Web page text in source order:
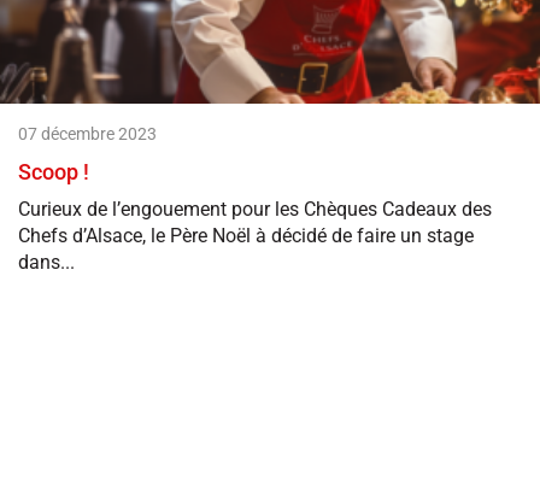
07 décembre 2023
Scoop !
Curieux de l’engouement pour les Chèques Cadeaux des
Chefs d’Alsace, le Père Noël à décidé de faire un stage
dans...